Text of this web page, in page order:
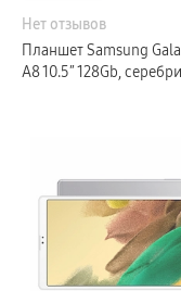
Нет отзывов
Планшет Samsung
A8 10.5″ 128Gb,